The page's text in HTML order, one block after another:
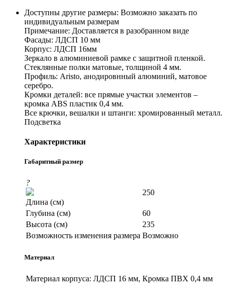
Доступны другие размеры: Возможно заказать по
индивидуальным размерам
Примечание: Доставляется в разобранном виде
Фасады: ЛДСП 10 мм
Корпус: ЛДСП 16мм
Зеркало в алюминиевой рамке с защитной пленкой.
Стеклянные полки матовые, толщиной 4 мм.
Профиль: Aristo, анодировнный алюминий, матовое
серебро.
Кромки деталей: все прямые участки элементов –
кромка ABS пластик 0,4 мм.
Все крючки, вешалки и штанги: хромированный металл.
Подсветка
Характеристики
Габаритный размер
?
Длина (см)
250
Глубина (см)
60
Высота (см)
235
Возможность изменения размера Возможно
Материал
Материал корпуса: ЛДСП 16 мм, Кромка ПВХ 0,4 мм